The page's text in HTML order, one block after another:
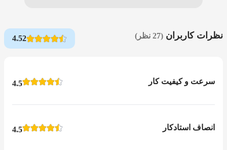
نظرات کاربران (27 نظر) 4.52
سرعت و کیفیت کار 4.5
انصاف استادکار 4.5